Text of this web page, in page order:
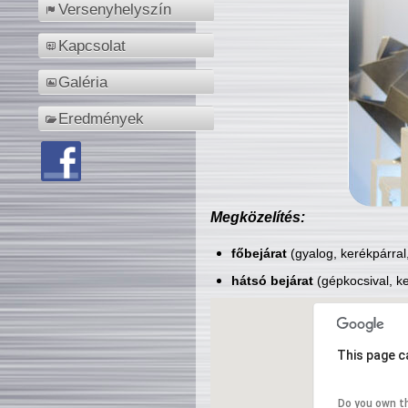
Versenyhelyszín
Kapcsolat
Galéria
Eredmények
Megközelítés:
főbejárat(gyalog,
hátsó bejárat(gépkocsival,
This page
Do you own